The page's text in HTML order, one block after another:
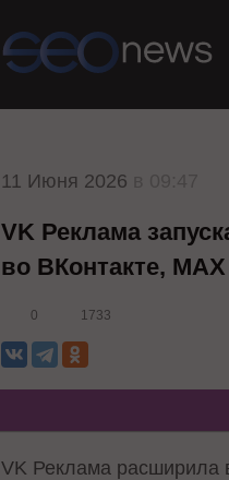
11 Июня 2026
VK Реклама
во ВКонтакте,
0 1733
VK Реклама расширила